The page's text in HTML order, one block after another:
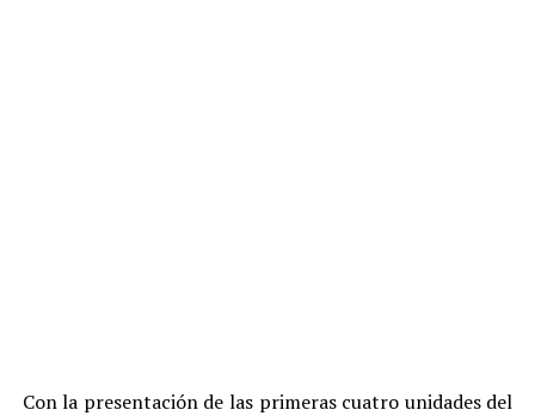
Con la presentación de las primeras cuatro unidades del